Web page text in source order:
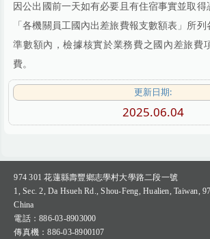
法令規章Regulations
校務基金School Fund
表格下載Sheet
財務資訊公開專區Financial
Q&A專區(Q＆A Zone)
因公出國前一天如有必要且有住宿事實並取
「各機關員工國內出差旅費報支數額表」所
準數額內，檢據核實於業務費之國內差旅費
費。
更新日期:
2025.06.04
974 301花蓮縣壽豐鄉志學村大學路二段一號
1, Sec. 2, Da Hsueh Rd., Shou-Feng, Hualien, Taiwan,
China
電話：886-03-8903000
傳真機 ：886-03-8900107